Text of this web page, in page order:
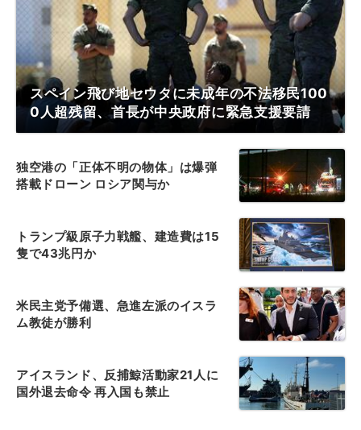
スペイン飛び地セウタに未成年の不法移民100
0人超残留、首長が中央政府に緊急支援要請
独空港の「正体不明の物体」は爆弾
搭載ドローン ロシア関与か
トランプ級原子力戦艦、建造費は15
隻で43兆円か
米民主党予備選、急進左派のイスラ
ム教徒が勝利
アイスランド、反捕鯨活動家21人に
国外退去命令 再入国も禁止